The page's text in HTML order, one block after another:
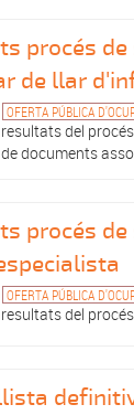
procés
de llar
OFERTA PÚBLICA
del
documents
procés
OFERTA PÚBLICA
del